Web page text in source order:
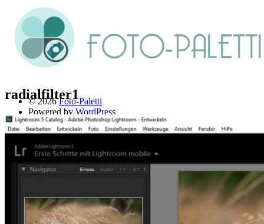
radialfilter1
© 2026Foto-Paletti
Powered by WordPress
Theme: Renkon vonElmastudio
Florales
Menschen